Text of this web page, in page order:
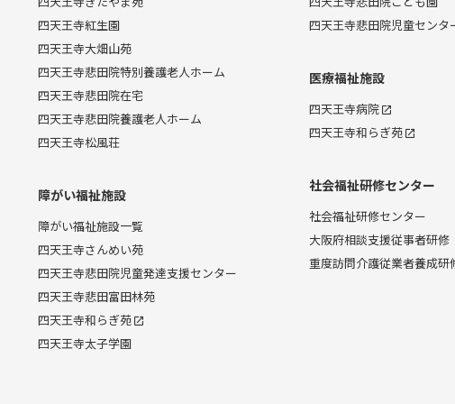
四天王寺紅生園
四天王寺大畑山苑
四天王寺悲田院特別養護老人ホーム
四天王寺悲田院在宅
四天王寺悲田院養護老人ホーム
四天王寺松風荘
障がい福祉施設
障がい福祉施設一覧
四天王寺さんめい苑
四天王寺悲田院児童発達支援センター
四天王寺悲田富田林苑
四天王寺和らぎ苑
四天王寺太子学園
四天王寺悲田院児童センタ
医療福祉施設
四天王寺病院
四天王寺和らぎ苑
社会福祉研修センター
社会福祉研修センター
大阪府相談支援従事者研修
重度訪問介護従業者養成研